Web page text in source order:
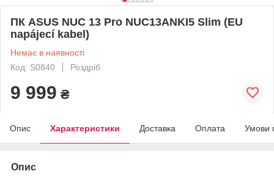
ПК ASUS NUC 13 Pro NUC13ANKI5 Slim (EU
napájecí kabel)
Немає в наявності
Код: S0840
Роздріб
9 999 ₴
Опис Характеристики Доставка Оплата Умови
Опис